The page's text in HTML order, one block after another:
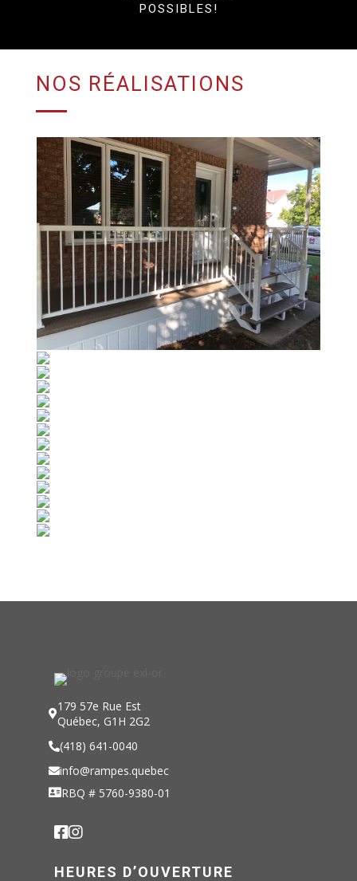
POSSIBLES!
NOS RÉALISATIONS
179 57e Rue Est
Québec, G1H 2G2
(418) 641-0040
info@rampes.quebec
RBQ # 5760-9380-01
HEURES D’OUVERTURE